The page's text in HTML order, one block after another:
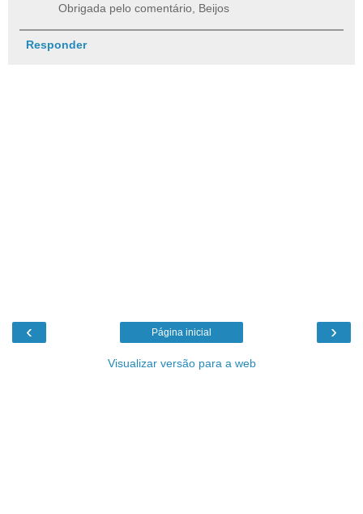
Obrigada pelo comentário, Beijos
Responder
‹ ›
Página inicial
Visualizar versão para a web